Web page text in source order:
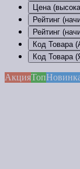
Цена
Рейтинг
Рейтинг
Код Товара
Код Товара
АкцияТоп